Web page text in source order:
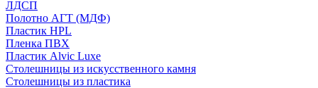
ЛДСП
Полотно АГТ (МДФ)
Пластик HPL
Пленка ПВХ
Пластик Alvic Luxe
Столешницы из искусственного камня
Столешницы из пластика